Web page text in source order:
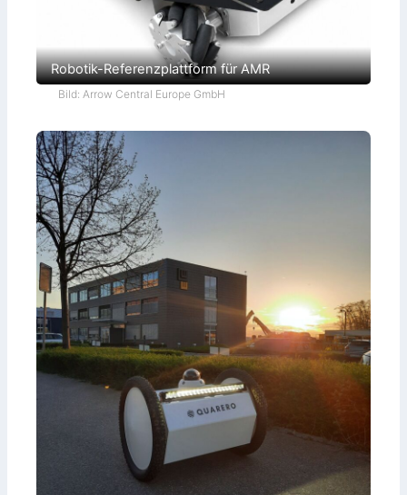
Robotik-Referenzplattform für AMR
Bild: Arrow Central Europe GmbH